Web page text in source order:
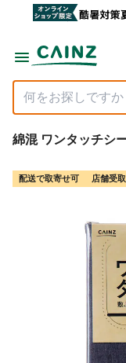
綿混 ワンタッチシ
配送で取寄せ可 店舗受